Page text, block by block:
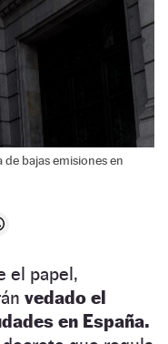
bajas emisiones en
el papel,
vedado el
en España.